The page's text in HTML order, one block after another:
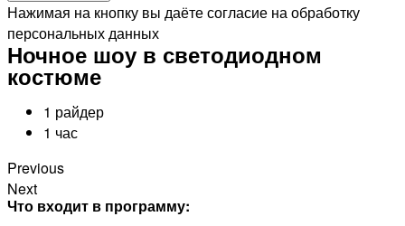
Нажимая на кнопку вы даёте согласие на обработку
персональных данных
Ночное шоу в светодиодном
костюме
1 райдер
1 час
Previous
Next
Что входит в программу: